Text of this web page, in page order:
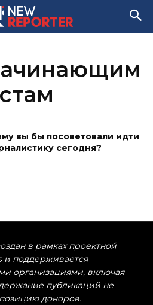
вы бы посоветовали идти
сегодня?
в рамках проектной
и поддерживается
организациями, включая
публикаций не
доноров.